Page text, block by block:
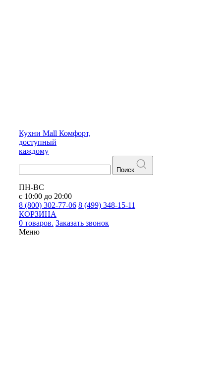
Кухни Mall Комфорт,
доступный
каждому
Поиск
ПН-ВС
с 10:00 до 20:00
8 (800) 302-77-06 8 (499) 348-15-11
КОРЗИНА
0 товаров. Заказать звонок
Меню